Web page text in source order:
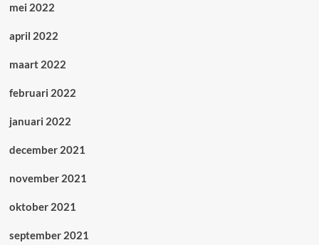
mei 2022
april 2022
maart 2022
februari 2022
januari 2022
december 2021
november 2021
oktober 2021
september 2021